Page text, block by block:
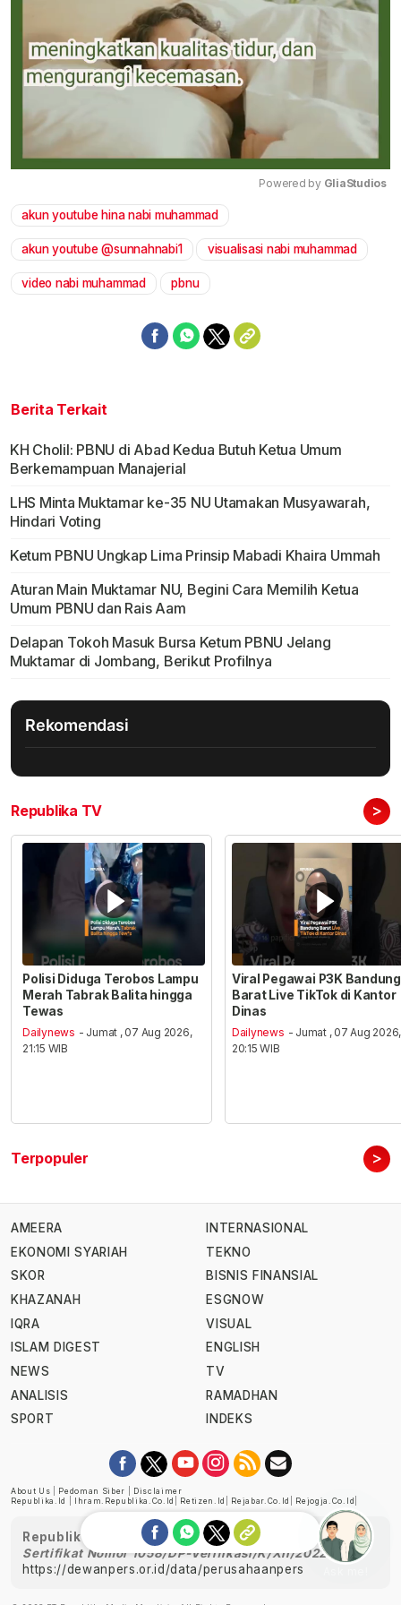
Powered by GliaStudios
akun youtube hina nabi muhammad
akun youtube @sunnahnabi1 visualisasi nabi muhammad
video nabi muhammad pbnu
Berita Terkait
KH Cholil: PBNU di Abad Kedua Butuh Ketua Umum
Berkemampuan Manajerial
LHS Minta Muktamar ke-35 NU Utamakan Musyawarah,
Hindari Voting
Ketum PBNU Ungkap Lima Prinsip Mabadi Khaira Ummah
Aturan Main Muktamar NU, Begini Cara Memilih Ketua
Umum PBNU dan Rais Aam
Delapan Tokoh Masuk Bursa Ketum PBNU Jelang
Muktamar di Jombang, Berikut Profilnya
Rekomendasi
Republika TV >
Polisi Diduga Terobos Lampu
Merah Tabrak Balita hingga
Tewas
Dailynews - Jumat , 07 Aug 2026,
21:15 WIB
Viral Pegawai P3K Bandung
Barat Live TikTok di Kantor
Dinas
Dailynews - Jumat , 07 Aug 2026,
20:15 WIB
Terpopuler >
AMEERA
EKONOMI SYARIAH
SKOR
KHAZANAH
IQRA
ISLAM DIGEST
NEWS
ANALISIS
SPORT
INTERNASIONAL
TEKNO
BISNIS FINANSIAL
ESGNOW
VISUAL
ENGLISH
TV
RAMADHAN
INDEKS
About Us Pedoman Siber
Disclaimer
Republika.id
Ihram.republika.co.id Retizen.id Rejabar.co.id Rejogja.co.id
Republika telah diverifikasi oleh Dewan Pers
Sertifikat Nomor 1058/DP-Verifikasi/K/XII/2022
https://dewanpers.or.id/data/perusahaanpers